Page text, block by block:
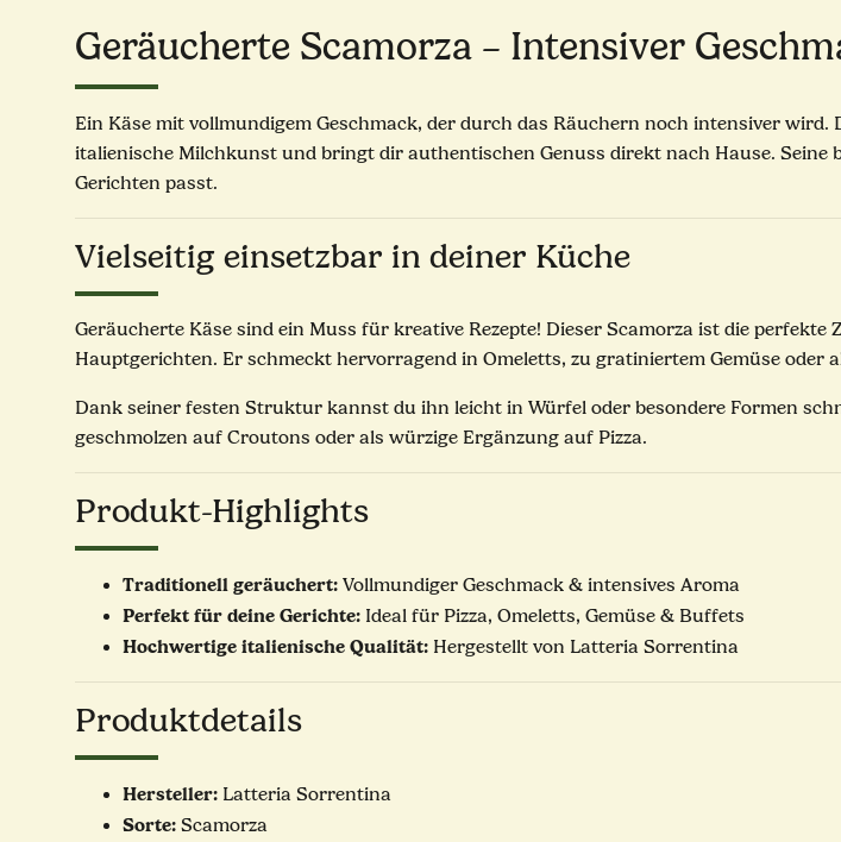
Geräucherte Scamorza – Intensiver
Ein Käse mit vollmundigem Geschmack, der durch das Räuchern noch intensiver wird.
italienische Milchkunst und bringt dir authentischen Genuss direkt nach Hause.
Gerichten passt.
Vielseitig einsetzbar in deiner Küche
Geräucherte Käse sind ein Muss für kreative Rezepte! Dieser Scamorza ist die
Hauptgerichten. Er schmeckt hervorragend in Omeletts, zu gratiniertem Gemüse oder
Dank seiner festen Struktur kannst du ihn leicht in Würfel oder besondere Formen
geschmolzen auf Croutons oder als würzige Ergänzung auf Pizza.
Produkt-Highlights
Traditionell geräuchert: Vollmundiger Geschmack & intensives Aroma
Perfekt für deine Gerichte: Ideal für Pizza, Omeletts, Gemüse & Buffets
Hochwertige italienische Qualität: Hergestellt von Latteria Sorrentina
Produktdetails
Hersteller: Latteria Sorrentina
Sorte: Scamorza